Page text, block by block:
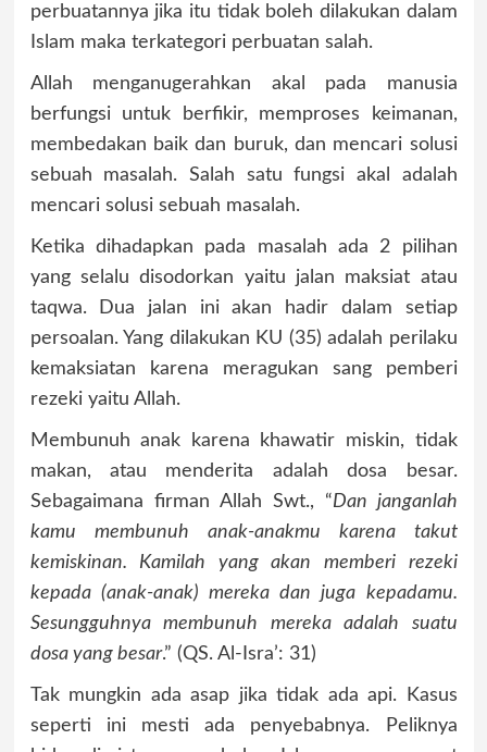
perbuatannya jika itu tidak boleh dilakukan dalam
Islam maka terkategori perbuatan salah.
Allah menganugerahkan akal pada manusia
berfungsi untuk berfikir, memproses keimanan,
membedakan baik dan buruk, dan mencari solusi
sebuah masalah. Salah satu fungsi akal adalah
mencari solusi sebuah masalah.
Ketika dihadapkan pada masalah ada 2 pilihan
yang selalu disodorkan yaitu jalan maksiat atau
taqwa. Dua jalan ini akan hadir dalam setiap
persoalan. Yang dilakukan KU (35) adalah perilaku
kemaksiatan karena meragukan sang pemberi
rezeki yaitu Allah.
Membunuh anak karena khawatir miskin, tidak
makan, atau menderita adalah dosa besar.
Sebagaimana firman Allah Swt., “Dan janganlah
kamu membunuh anak-anakmu karena takut
kemiskinan. Kamilah yang akan memberi rezeki
kepada (anak-anak) mereka dan juga kepadamu.
Sesungguhnya membunuh mereka adalah suatu
dosa yang besar.” (QS. Al-Isra’: 31)
Tak mungkin ada asap jika tidak ada api. Kasus
seperti ini mesti ada penyebabnya. Peliknya